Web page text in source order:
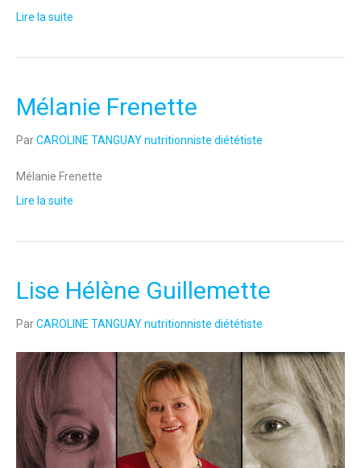
Lire la suite
Mélanie Frenette
ParCAROLINE TANGUAY nutritionniste diététiste
Mélanie Frenette
Lire la suite
Lise Hélène Guillemette
ParCAROLINE TANGUAY nutritionniste diététiste